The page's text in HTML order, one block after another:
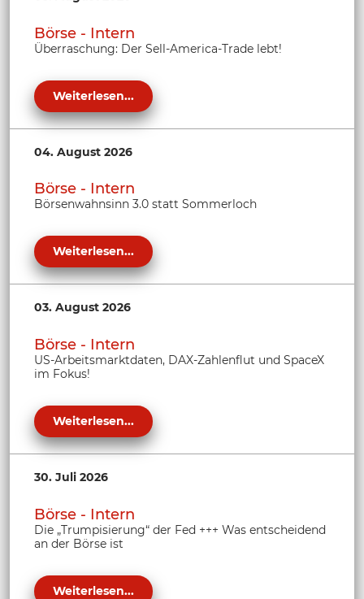
Börse - Intern
Überraschung: Der Sell-America-Trade lebt!
Weiterlesen...
04. August 2026
Börse - Intern
Börsenwahnsinn 3.0 statt Sommerloch
Weiterlesen...
03. August 2026
Börse - Intern
US-Arbeitsmarktdaten, DAX-Zahlenflut und SpaceX
im Fokus!
Weiterlesen...
30. Juli 2026
Börse - Intern
Die „Trumpisierung“ der Fed +++ Was entscheidend
an der Börse ist
Weiterlesen...